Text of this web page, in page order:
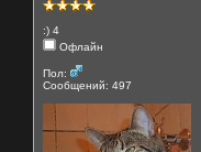
:) 4
Офлайн
Пол:
Сообщений: 497